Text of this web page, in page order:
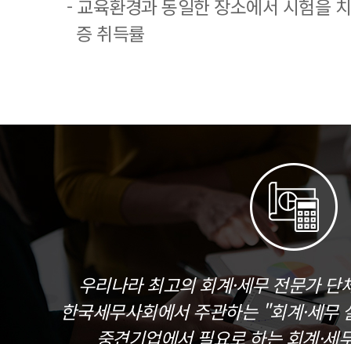
- 교육환경과 동일한 장소에서 시험을
증 취득률
우리나라 최고의 회계·세무 전문가
한국세무사회에서 주관하는 "회계·세무
중견기업에서 필요로 하는 회계·세